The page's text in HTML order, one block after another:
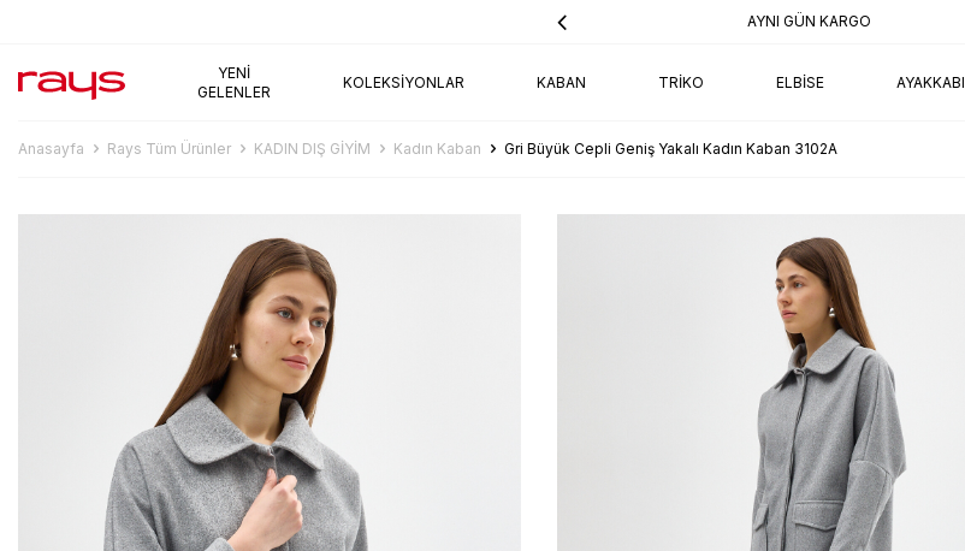
AYNI GÜN KARGO
YENI
GELENLER
KOLEKSIYONLAR KABAN TRIKO ELBISE AYAKKABI
Anasayfa Rays Tüm Ürünler KADIN DIŞ GİYİM Kadın Kaban Gri Büyük Cepli Geniş Yakalı Kadın Kaban 3102A